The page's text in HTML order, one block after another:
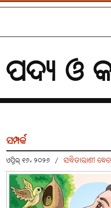
ପଦ୍ୟ ଓ
ସମ୍ପର୍କ
ଏପ୍ରିଲ୍ ୧୬, ୨୦୨୬ / ସବିତାରାଣୀ